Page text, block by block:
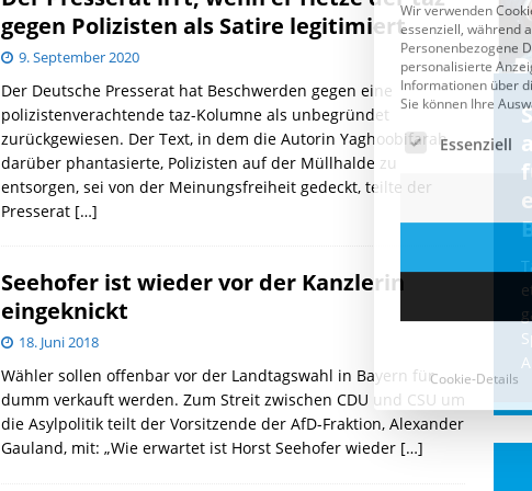
gegen Polizisten als Satire legitimiert
9. September 2020
Der Deutsche Presserat hat Beschwerden gegen eine
polizistenverachtende taz-Kolumne als unbegründet
zurückgewiesen. Der Text, in dem die Autorin Yaghoobifarah
darüber phantasierte, Polizisten auf der Müllhalde zu
entsorgen, sei von der Meinungsfreiheit gedeckt, teilte der
Presserat […]
Seehofer ist wieder vor der Kanzlerin
eingeknickt
18. Juni 2018
Wähler sollen offenbar vor der Landtagswahl in Bayern für
dumm verkauft werden. Zum Streit zwischen CDU und CSU um
die Asylpolitik teilt der Vorsitzende der AfD-Fraktion, Alexander
Gauland, mit: „Wie erwartet ist Horst Seehofer wieder […]
CDU & Ampel wollen nach
der Wahl wieder Afghanen
einfliegen: Zeit für ein
Asylmoratorium!
Stimmung wegen der von Afghanen
Cookie-Details